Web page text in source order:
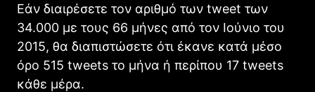
Εάν διαιρέσετε τον αριθμό των tweet των
34.000 με τους 66 μήνες από τον Ιούνιο του
2015, θα διαπιστώσετε ότι έκανε κατά μέσο
όρο 515 tweets το μήνα ή περίπου 17 tweets
κάθε μέρα.